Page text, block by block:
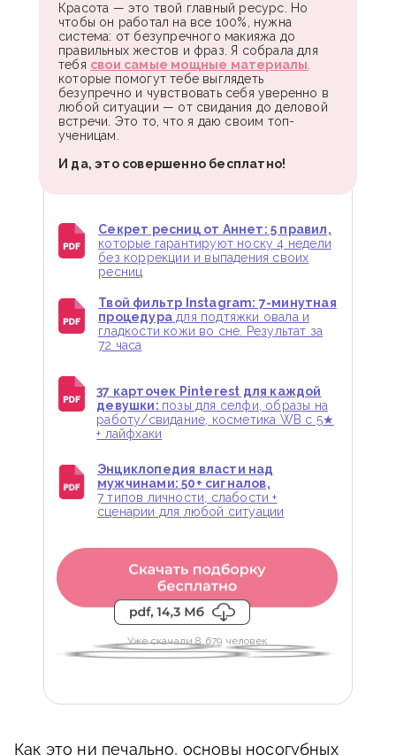
Красота — это твой главный ресурс. Но
чтобы он работал на все 100%, нужна
система: от безупречного макияжа до
правильных жестов и фраз. Я собрала для
тебя свои самые мощные материалы
которые помогут тебе выглядеть
безупречно и чувствовать себя уверенно в
любой ситуации — от свидания до деловой
встречи. Это то, что я даю своим топ-
ученицам.
И да, это совершенно бесплатно!
Секрет ресниц от Аннет: 5 правил,
которые гарантируют носку 4 недели
без коррекции и выпадения своих
ресниц
Твой фильтр Instagram: 7-минутная
процедурадля подтяжки овала и
гладкости кожи во сне. Результат за
72 часа
Уже скачали 8 679 человек
37 карточек Pinterest для каждой
девушки: позы для селфи, образы на
работу/свидание, косметика WB с 5★
+ лайфхаки
Энциклопедия власти над
мужчинами: 50+ сигналов,
7 типов личности, слабости +
сценарии для любой ситуации
Как это ни печально, основы носогубных